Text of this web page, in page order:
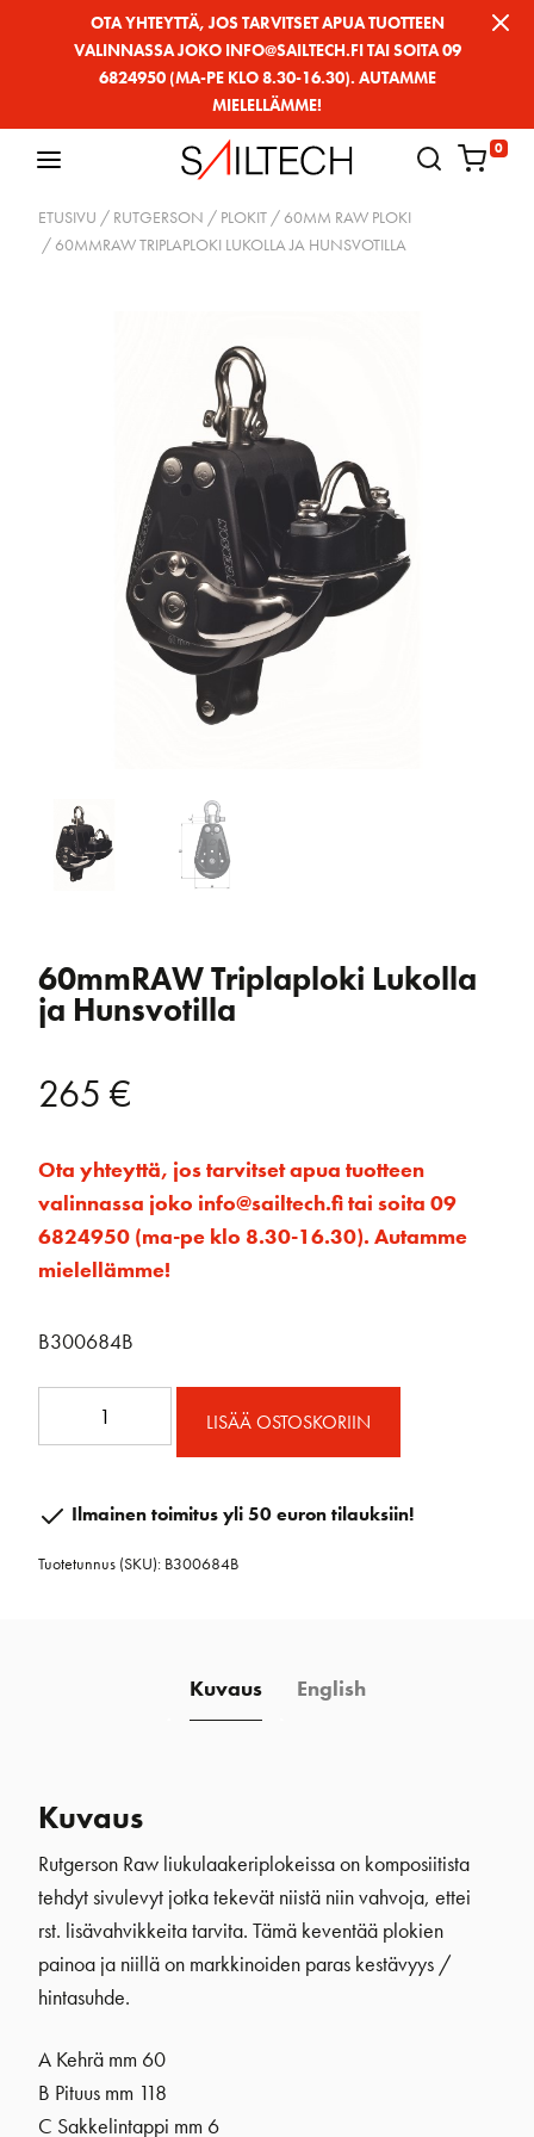
OTA YHTEYTTÄ, JOS TARVITSET APUA TUOTTEEN
VALINNASSA JOKO INFO@SAILTECH.FI TAI SOITA 09
6824950 (MA-PE KLO 8.30-16.30). AUTAMME
MIELELLÄMME!
0
ETUSIVU / RUTGERSON / PLOKIT / 60MM RAW PLOKI
/ 60MMRAW TRIPLAPLOKI LUKOLLA JA HUNSVOTILLA
60mmRAW Triplaploki Lukolla
ja Hunsvotilla
265 €
Ota yhteyttä, jos tarvitset apua tuotteen
valinnassa joko info@sailtech.fi tai soita 09
6824950 (ma-pe klo 8.30-16.30). Autamme
mielellämme!
B300684B
määrä
LISÄÄ OSTOSKORIIN
Ilmainen toimitus yli 50 euron tilauksiin!
Tuotetunnus (SKU): B300684B
Kuvaus English
Kuvaus
Rutgerson Raw liukulaakeriplokeissa on komposiitista
tehdyt sivulevyt jotka tekevät niistä niin vahvoja, ettei
rst. lisävahvikkeita tarvita. Tämä keventää plokien
painoa ja niillä on markkinoiden paras kestävyys /
hintasuhde.
A Kehrä mm 60
B Pituus mm 118
C Sakkelintappi mm 6